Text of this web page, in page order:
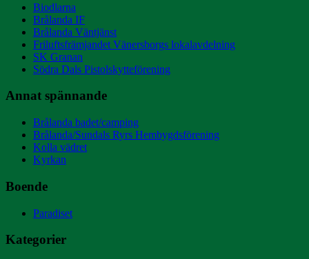
Biodlarna
Brålanda IF
Brålanda Väntjänst
Friluftsfrämjandet Vänersborgs lokalavdelning
SK Granan
Södra Dals Pistolskytteförening
Annat spännande
Brålanda badet/camping
Brålanda/Sundals Ryrs Hembygdsförening
Kolla vädret
Kyrkan
Boende
Paradiset
Kategorier